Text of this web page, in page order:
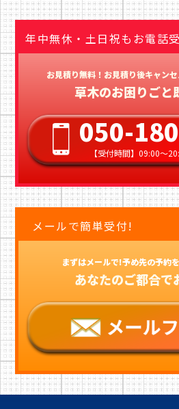
年中無休・土日祝もお電話
お見積り無料！お見積り後キャン
草木のお困りごと
050-
【受付時間】09:00〜
メールで簡単受付!
まずはメールで!予め先の予約
あなたのご都合で